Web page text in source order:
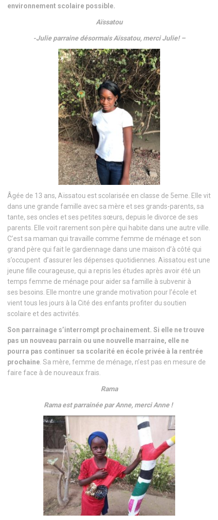
environnement scolaire possible.
Aïssatou
-Julie parraine désormais Aïssatou, merci Julie! –
Âgée de 13 ans, Aïssatou est scolarisée en classe de 5eme. Elle vit
dans une grande famille avec sa mère et ses grands-parents, sa
tante, ses oncles et ses petites sœurs, depuis le divorce de ses
parents. Elle voit rarement son père qui habite dans une autre ville.
C’est sa maman qui travaille comme femme de ménage et son
grand père qui fait le gardiennage dans une maison d’à côté qui
s’occupent d’assurer les dépenses quotidiennes. Aïssatou est une
jeune fille courageuse, qui a repris les études après avoir été un
temps femme de ménage pour aider sa famille à subvenir à
ses besoins. Elle montre une grande motivation pour l’école et
vient tous les jours à la Cité des enfants profiter du soutien
scolaire et des activités.
Son parrainage s’interrompt prochainement. Si elle ne trouve
pas un nouveau parrain ou une nouvelle marraine, elle ne
pourra pas continuer sa scolarité en école privée à la rentrée
prochaine . Sa mère, femme de ménage, n’est pas en mesure de
faire face à de nouveaux frais.
Rama
Rama est parrainée par Anne, merci Anne !